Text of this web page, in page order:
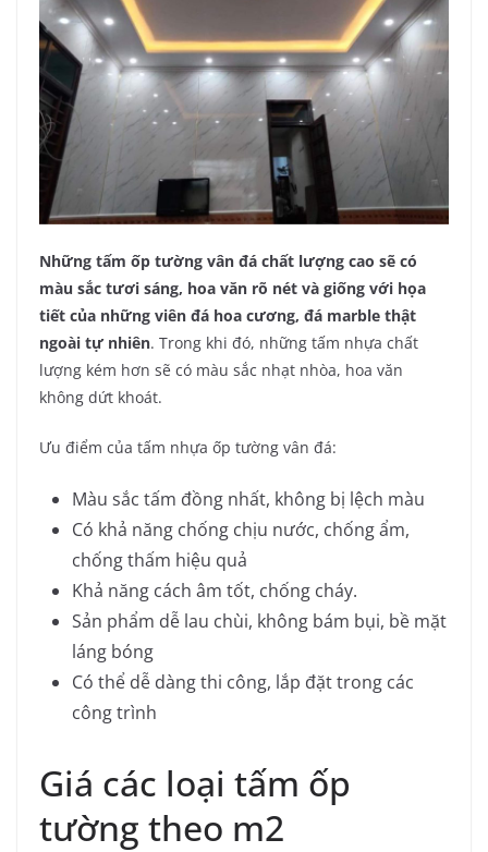
Những tấm ốp tường vân đá chất lượng cao sẽ có
màu sắc tươi sáng, hoa văn rõ nét và giống với họa
tiết của những viên đá hoa cương, đá marble thật
ngoài tự nhiên. Trong khi đó, những tấm nhựa chất
lượng kém hơn sẽ có màu sắc nhạt nhòa, hoa văn
không dứt khoát.
Ưu điểm của tấm nhựa ốp tường vân đá:
Màu sắc tấm đồng nhất, không bị lệch màu
Có khả năng chống chịu nước, chống ẩm,
chống thấm hiệu quả
Khả năng cách âm tốt, chống cháy.
Sản phẩm dễ lau chùi, không bám bụi, bề mặt
láng bóng
Có thể dễ dàng thi công, lắp đặt trong các
công trình
Giá các loại tấm ốp
tường theo m2